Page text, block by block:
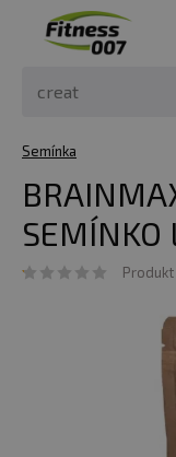
Semínka
SEMÍNKO